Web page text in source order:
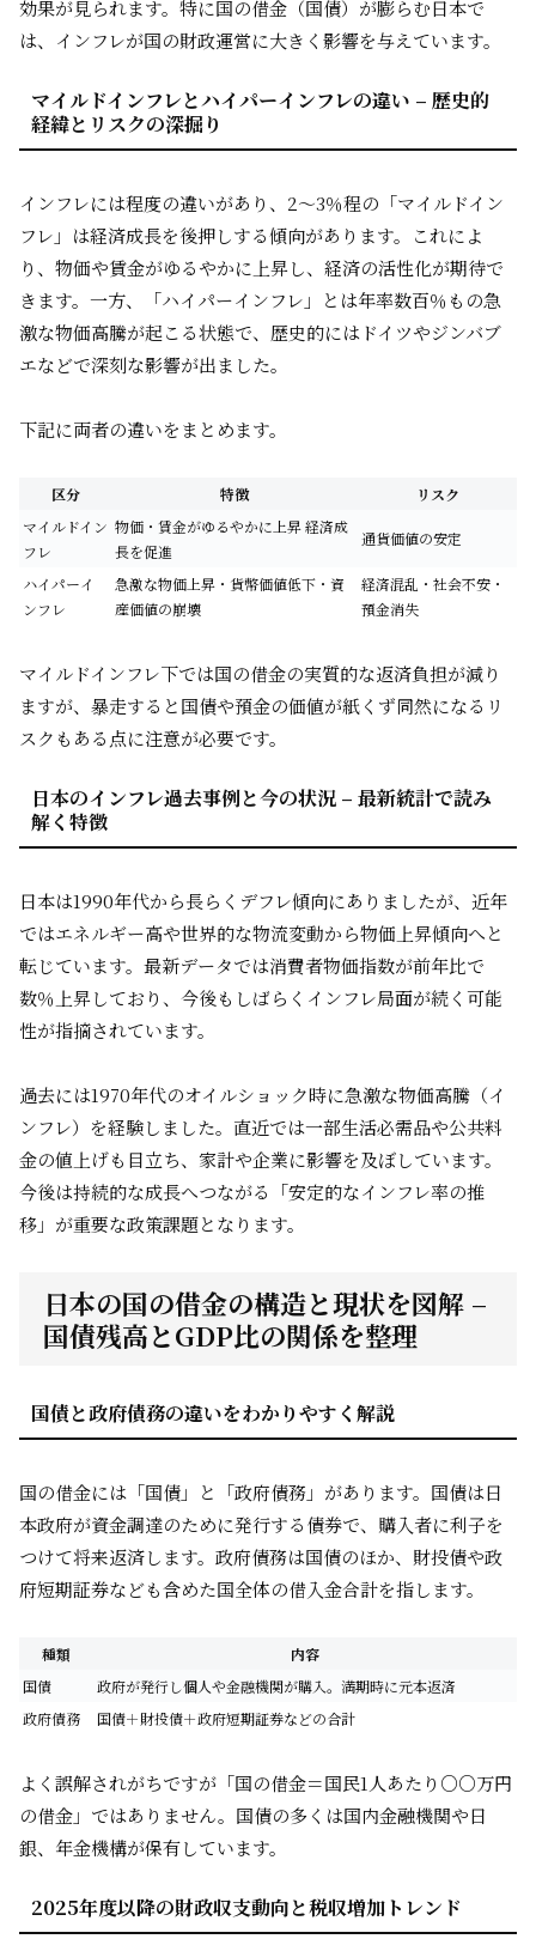
効果が見られます。特に国の借金（国債）が膨らむ日本で
は、インフレが国の財政運営に大きく影響を与えています。
マイルドインフレとハイパーインフレの違い – 歴史的
経緯とリスクの深掘り
インフレには程度の違いがあり、2～3％程の「マイルドイン
フレ」は経済成長を後押しする傾向があります。これによ
り、物価や賃金がゆるやかに上昇し、経済の活性化が期待で
きます。一方、「ハイパーインフレ」とは年率数百％もの急
激な物価高騰が起こる状態で、歴史的にはドイツやジンバブ
エなどで深刻な影響が出ました。
下記に両者の違いをまとめます。
区分 特徴
リスク
マイルドイン
フレ
物価・賃金がゆるやかに上昇 経済成
長を促進
通貨価値の安定
ハイパーイ
ンフレ
急激な物価上昇・貨幣価値低下・資
産価値の崩壊
経済混乱・社会不安・
預金消失
マイルドインフレ下では国の借金の実質的な返済負担が減り
ますが、暴走すると国債や預金の価値が紙くず同然になるリ
スクもある点に注意が必要です。
日本のインフレ過去事例と今の状況 – 最新統計で読み
解く特徴
日本は1990年代から長らくデフレ傾向にありましたが、近年
ではエネルギー高や世界的な物流変動から物価上昇傾向へと
転じています。最新データでは消費者物価指数が前年比で
数％上昇しており、今後もしばらくインフレ局面が続く可能
性が指摘されています。
過去には1970年代のオイルショック時に急激な物価高騰（イ
ンフレ）を経験しました。直近では一部生活必需品や公共料
金の値上げも目立ち、家計や企業に影響を及ぼしています。
今後は持続的な成長へつながる「安定的なインフレ率の推
移」が重要な政策課題となります。
日本の国の借金の構造と現状を図解 –
国債残高とGDP比の関係を整理
国債と政府債務の違いをわかりやすく解説
国の借金には「国債」と「政府債務」があります。国債は日
本政府が資金調達のために発行する債券で、購入者に利子を
つけて将来返済します。政府債務は国債のほか、財投債や政
府短期証券なども含めた国全体の借入金合計を指します。
種類
内容
国債
政府が発行し個人や金融機関が購入。満期時に元本返済
政府債務
国債＋財投債＋政府短期証券などの合計
よく誤解されがちですが「国の借金＝国民1人あたり○○万円
の借金」ではありません。国債の多くは国内金融機関や日
銀、年金機構が保有しています。
2025年度以降の財政収支動向と税収増加トレンド